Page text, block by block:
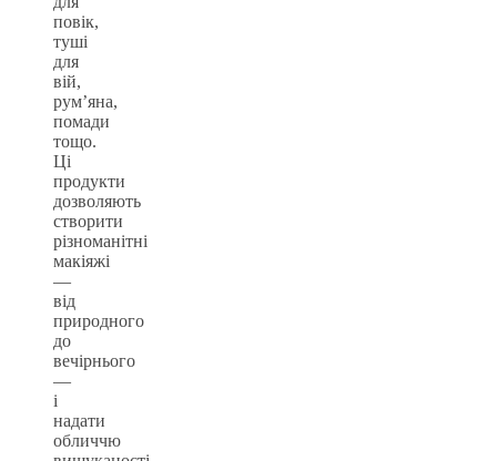
повік,
туші
для
вій,
рум’яна,
помади
тощо.
Ці
продукти
дозволяють
створити
різноманітні
макіяжі
—
від
природного
до
вечірнього
—
і
надати
обличчю